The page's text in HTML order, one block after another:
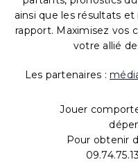
ainsi que les résultats
rapport. Maximisez vos
votre allié
Les partenaires :
Jouer
Pour obtenir